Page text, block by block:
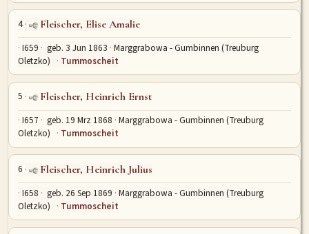
SPRACHE / LANGUAGE
Deutsch English
4 Fleischer, Elise Amalie
I659 geb. 3 Jun 1863 Marggrabowa - Gumbinnen (Treuburg
Oletzko)
Tummoscheit
5 Fleischer, Heinrich Ernst
I657 geb. 19 Mrz 1868 Marggrabowa - Gumbinnen (Treuburg
Oletzko)
Tummoscheit
6 Fleischer, Heinrich Julius
I658 geb. 26 Sep 1869 Marggrabowa - Gumbinnen (Treuburg
Oletzko)
Tummoscheit